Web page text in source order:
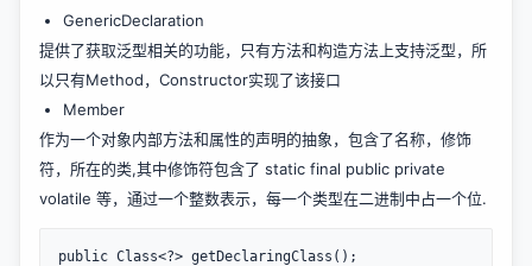
GenericDeclaration
提供了获取泛型相关的功能，只有方法和构造方法上支持泛型，所
以只有Method，Constructor实现了该接口
Member
作为一个对象内部方法和属性的声明的抽象，包含了名称，修饰
符，所在的类,其中修饰符包含了 static final public private
volatile 等，通过一个整数表示，每一个类型在二进制中占一个位.
public Class<?> getDeclaringClass();